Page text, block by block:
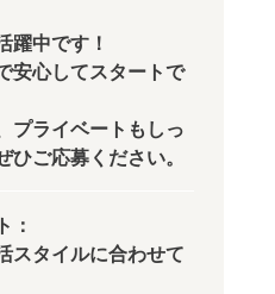
躍中です！
安心してスタートで
プライベートもしっ
ご応募ください。
：
スタイルに合わせて